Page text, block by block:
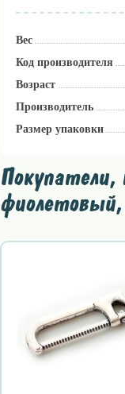
Вес
Код производителя
Возраст
Производитель
Размер упаковки
Покупатели,